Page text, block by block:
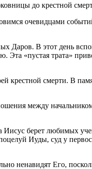
до крестной
очевидцами
Даров. В этот день
«пустая трата»
крестной смерти. В
между
берет любимых
Иуды, суд у
ненавидят Его,